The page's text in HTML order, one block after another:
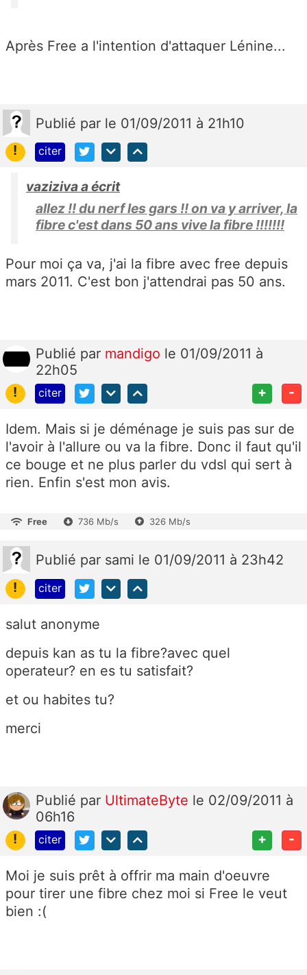
Après Free a l'intention d'attaquer Lénine...
Publié par le 01/09/2011 à 21h10
!
citer
vaziziva a écrit
allez !! du nerf les gars !! on va y arriver, la
fibre c'est dans 50 ans vive la fibre !!!!!!!
Pour moi ça va, j'ai la fibre avec free depuis
mars 2011. C'est bon j'attendrai pas 50 ans.
Publié par mandigo le 01/09/2011 à
22h05
!
citer + -
Idem. Mais si je déménage je suis pas sur de
l'avoir à l'allure ou va la fibre. Donc il faut qu'il
ce bouge et ne plus parler du vdsl qui sert à
rien. Enfin s'est mon avis.
Free 736 Mb/s 326 Mb/s
Publié par sami le 01/09/2011 à 23h42
!
citer
salut anonyme
depuis kan as tu la fibre?avec quel
operateur? en es tu satisfait?
et ou habites tu?
merci
Publié par UltimateByte le 02/09/2011 à
06h16
!
citer + -
Moi je suis prêt à offrir ma main d'oeuvre
pour tirer une fibre chez moi si Free le veut
bien :(